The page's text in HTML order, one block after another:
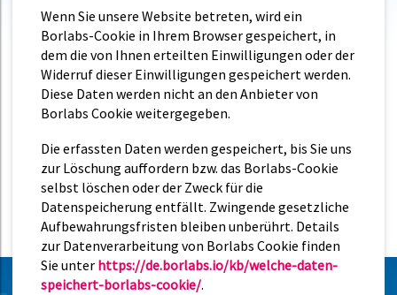
Wenn Sie unsere Website betreten, wird ein
Borlabs-Cookie in Ihrem Browser gespeichert, in
dem die von Ihnen erteilten Einwilligungen oder der
Widerruf dieser Einwilligungen gespeichert werden.
Diese Daten werden nicht an den Anbieter von
Borlabs Cookie weitergegeben.
Die erfassten Daten werden gespeichert, bis Sie uns
zur Löschung auffordern bzw. das Borlabs-Cookie
selbst löschen oder der Zweck für die
Datenspeicherung entfällt. Zwingende gesetzliche
Aufbewahrungsfristen bleiben unberührt. Details
zur Datenverarbeitung von Borlabs Cookie finden
Sie unter https://de.borlabs.io/kb/welche-daten-
speichert-borlabs-cookie/.